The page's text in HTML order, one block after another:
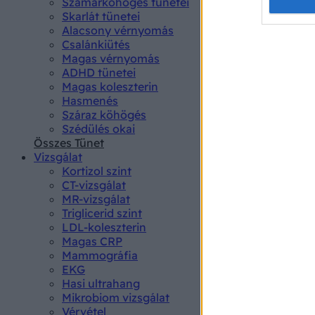
Skarlát tünetei
Alacsony vérnyomás
Csalánkiütés
Magas vérnyomás
ADHD tünetei
Magas koleszterin
Hasmenés
Száraz köhögés
Szédülés okai
Összes Tünet
Vizsgálat
Kortizol szint
CT-vizsgálat
MR-vizsgálat
Triglicerid szint
LDL-koleszterin
Magas CRP
Mammográfia
EKG
Hasi ultrahang
Mikrobiom vizsgálat
Vérvétel